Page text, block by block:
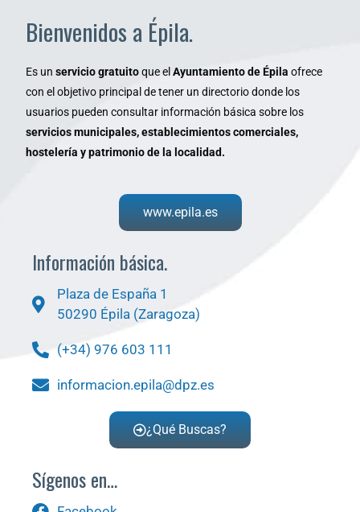
Bienvenidos a Épila.
Es un servicio gratuitoque el Ayuntamiento de Épila ofrece
con el objetivo principal de tener un directorio donde los
usuarios pueden consultar información básica sobre los
servicios municipales, establecimientos comerciales,
hostelería y patrimonio de la localidad.
www.epila.es
Información básica.
Plaza de España 1
50290 Épila (Zaragoza)
(+34) 976 603 111
informacion.epila@dpz.es
¿Qué Buscas?
Sígenos en…